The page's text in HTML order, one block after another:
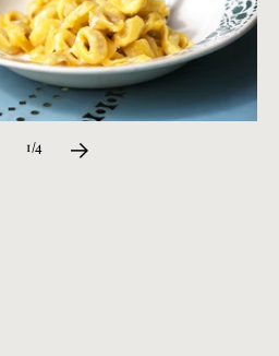
1/4